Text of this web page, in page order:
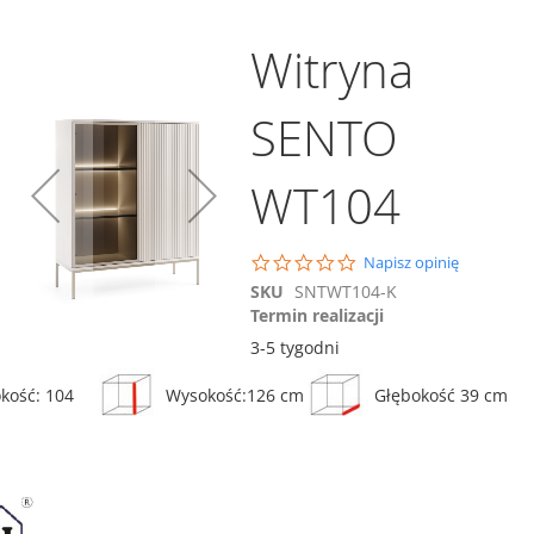
Witryna
SENTO
WT104
0.0
star
rating
Napisz opinię
SKU SNTWT104-K
Termin realizacji
3-5 tygodni
104 Wysokość:126 cm Głębokość 39 cm
Dodaj do koszyka
Porównaj
Szafka rtv SENTO
915,00 zł
Dodaj do koszyka Porównaj